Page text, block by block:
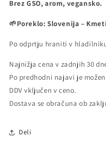
Brez GSO, arom, vegansko.
🌱Poreklo: Slovenija –
Po odprtju hraniti v
Najnižja cena v zadnjih 30
Po predhodni najavi je
DDV vključen v ceno.
Dostava se obračuna ob
Deli